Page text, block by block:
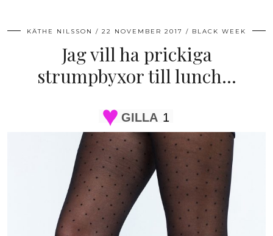
KÄTHE NILSSON 22 NOVEMBER 2017 BLACK WEEK
Jag vill ha prickiga
strumpbyxor till lunch…
GILLA 1